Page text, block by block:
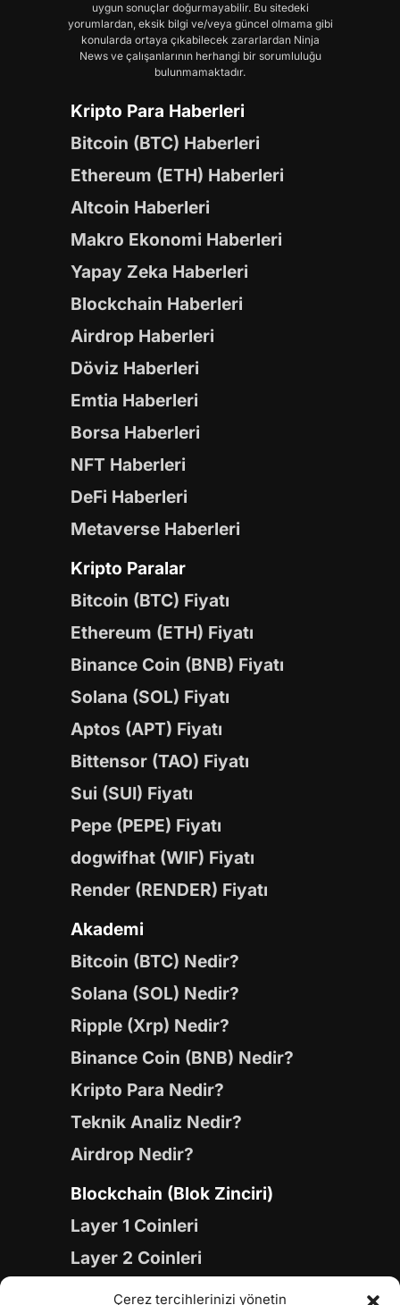
Çerez tercihlerinizi yönetin
uygun sonuçlar doğurmayabilir. Bu sitedeki
yorumlardan, eksik bilgi ve/veya güncel olmama gibi
konularda ortaya çıkabilecek zararlardan Ninja
News ve çalışanlarının herhangi bir sorumluluğu
bulunmamaktadır.
Kripto Para Haberleri
Bitcoin (BTC) Haberleri
Ethereum (ETH) Haberleri
Altcoin Haberleri
Makro Ekonomi Haberleri
Yapay Zeka Haberleri
Blockchain Haberleri
Airdrop Haberleri
Döviz Haberleri
Emtia Haberleri
Borsa Haberleri
NFT Haberleri
DeFi Haberleri
Metaverse Haberleri
Kripto Paralar
Bitcoin (BTC) Fiyatı
Ethereum (ETH) Fiyatı
Binance Coin (BNB) Fiyatı
Solana (SOL) Fiyatı
Aptos (APT) Fiyatı
Bittensor (TAO) Fiyatı
Sui (SUI) Fiyatı
Pepe (PEPE) Fiyatı
dogwifhat (WIF) Fiyatı
Render (RENDER) Fiyatı
Akademi
Bitcoin (BTC) Nedir?
Solana (SOL) Nedir?
Ripple (Xrp) Nedir?
Binance Coin (BNB) Nedir?
Kripto Para Nedir?
Teknik Analiz Nedir?
Airdrop Nedir?
Blockchain (Blok Zinciri)
Layer 1 Coinleri
Layer 2 Coinleri
Yapay Zeka (AI) Coinleri